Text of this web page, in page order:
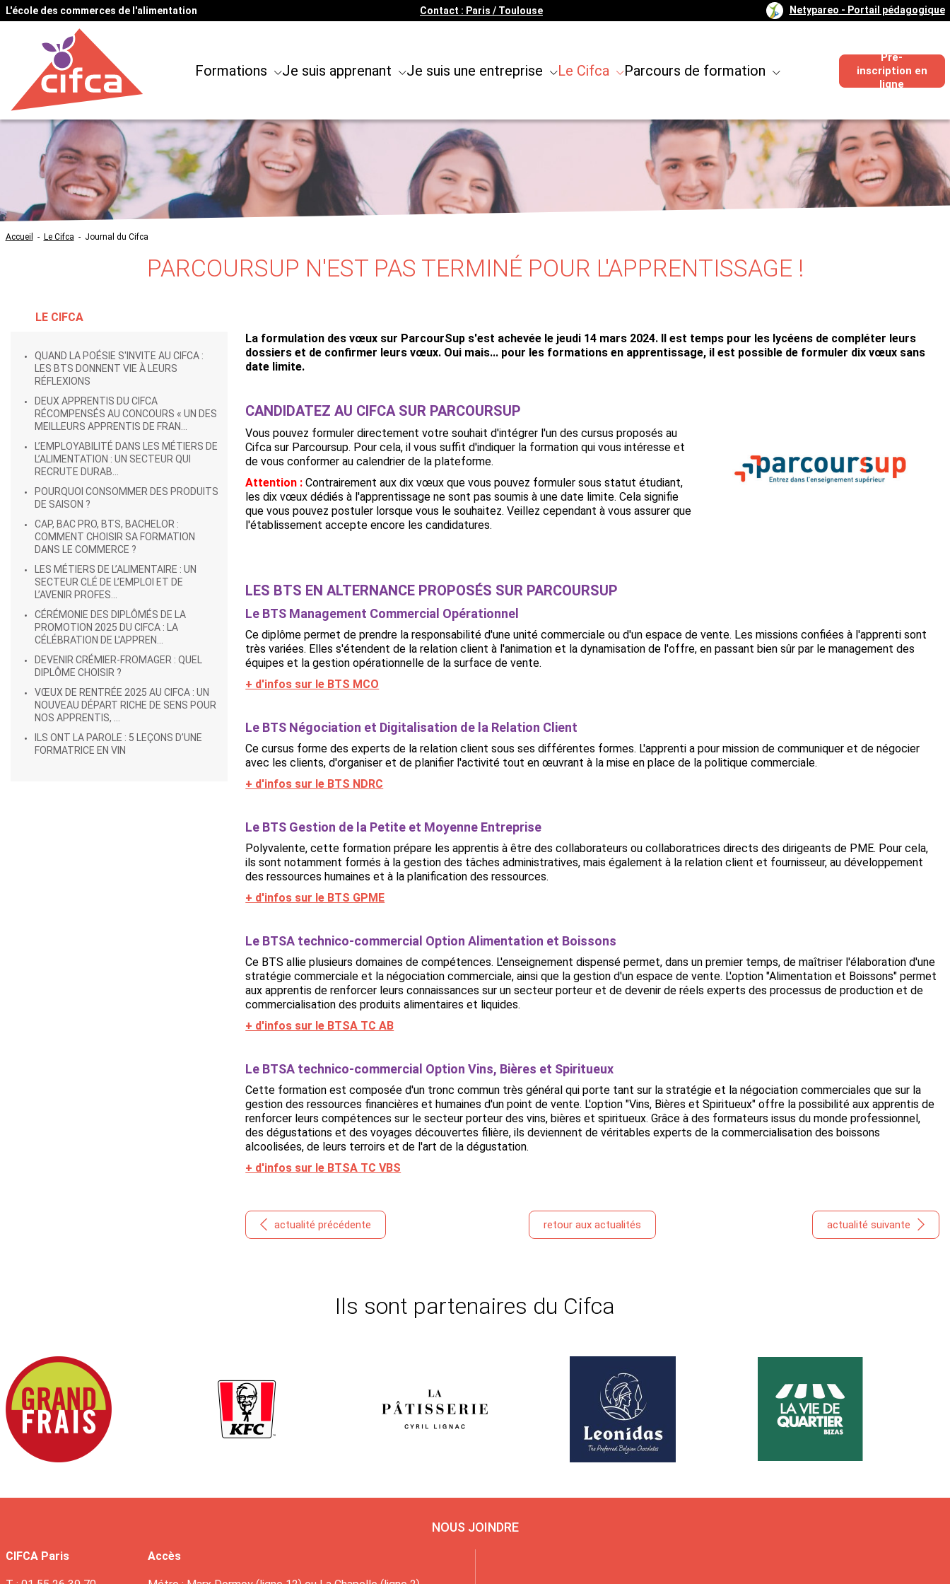
L'école des commerces de l'alimentation Contact : Paris / Toulouse Netypareo - Portail pédagogique
Formations Je suis apprenant Je suis une entreprise Le Cifca Parcours de formation
Pré-
inscription en
ligne
Accueil - Le Cifca - Journal du Cifca
PARCOURSUP N'EST PAS TERMINÉ POUR L'APPRENTISSAGE !
LE CIFCA
QUAND LA POÉSIE S'INVITE AU CIFCA :
LES BTS DONNENT VIE À LEURS
RÉFLEXIONS
DEUX APPRENTIS DU CIFCA
RÉCOMPENSÉS AU CONCOURS « UN DES
MEILLEURS APPRENTIS DE FRAN...
L’EMPLOYABILITÉ DANS LES MÉTIERS DE
L’ALIMENTATION : UN SECTEUR QUI
RECRUTE DURAB...
POURQUOI CONSOMMER DES PRODUITS
DE SAISON ?
CAP, BAC PRO, BTS, BACHELOR :
COMMENT CHOISIR SA FORMATION
DANS LE COMMERCE ?
LES MÉTIERS DE L’ALIMENTAIRE : UN
SECTEUR CLÉ DE L’EMPLOI ET DE
L’AVENIR PROFES...
CÉRÉMONIE DES DIPLÔMÉS DE LA
PROMOTION 2025 DU CIFCA : LA
CÉLÉBRATION DE L'APPREN...
DEVENIR CRÉMIER-FROMAGER : QUEL
DIPLÔME CHOISIR ?
VŒUX DE RENTRÉE 2025 AU CIFCA : UN
NOUVEAU DÉPART RICHE DE SENS POUR
NOS APPRENTIS, ...
ILS ONT LA PAROLE : 5 LEÇONS D’UNE
FORMATRICE EN VIN
La formulation des vœux sur ParcourSup s'est achevée le jeudi 14 mars 2024. Il est temps pour les lycéens de compléter leurs
dossiers et de confirmer leurs vœux. Oui mais... pour les formations en apprentissage, il est possible de formuler dix vœux sans
date limite.
CANDIDATEZ AU CIFCA SUR PARCOURSUP
Vous pouvez formuler directement votre souhait d'intégrer l'un des cursus proposés au
Cifca sur Parcoursup. Pour cela, il vous suffit d'indiquer la formation qui vous intéresse et
de vous conformer au calendrier de la plateforme.
Attention :Contrairement aux dix vœux que vous pouvez formuler sous statut étudiant,
les dix vœux dédiés à l'apprentissage ne sont pas soumis à une date limite. Cela signifie
que vous pouvez postuler lorsque vous le souhaitez. Veillez cependant à vous assurer que
l'établissement accepte encore les candidatures.
LES BTS EN ALTERNANCE PROPOSÉS SUR PARCOURSUP
Le BTS Management Commercial Opérationnel
Ce diplôme permet de prendre la responsabilité d'une unité commerciale ou d'un espace de vente. Les missions confiées à l'apprenti sont
très variées. Elles s'étendent de la relation client à l'animation et la dynamisation de l'offre, en passant bien sûr par le management des
équipes et la gestion opérationnelle de la surface de vente.
+ d'infos sur le BTS MCO
Le BTS Négociation et Digitalisation de la Relation Client
Ce cursus forme des experts de la relation client sous ses différentes formes. L'apprenti a pour mission de communiquer et de négocier
avec les clients, d'organiser et de planifier l'activité tout en œuvrant à la mise en place de la politique commerciale.
+ d'infos sur le BTS NDRC
Le BTS Gestion de la Petite et Moyenne Entreprise
Polyvalente, cette formation prépare les apprentis à être des collaborateurs ou collaboratrices directs des dirigeants de PME. Pour cela,
ils sont notamment formés à la gestion des tâches administratives, mais également à la relation client et fournisseur, au développement
des ressources humaines et à la planification des ressources.
+ d'infos sur le BTS GPME
Le BTSA technico-commercial Option Alimentation et Boissons
Ce BTS allie plusieurs domaines de compétences. L'enseignement dispensé permet, dans un premier temps, de maîtriser l'élaboration d'une
stratégie commerciale et la négociation commerciale, ainsi que la gestion d'un espace de vente. L'option "Alimentation et Boissons" permet
aux apprentis de renforcer leurs connaissances sur un secteur porteur et de devenir de réels experts des processus de production et de
commercialisation des produits alimentaires et liquides.
+ d'infos sur le BTSA TC AB
Le BTSA technico-commercial Option Vins, Bières et Spiritueux
Cette formation est composée d'un tronc commun très général qui porte tant sur la stratégie et la négociation commerciales que sur la
gestion des ressources financières et humaines d'un point de vente. L'option "Vins, Bières et Spiritueux" offre la possibilité aux apprentis de
renforcer leurs compétences sur le secteur porteur des vins, bières et spiritueux. Grâce à des formateurs issus du monde professionnel,
des dégustations et des voyages découvertes filière, ils deviennent de véritables experts de la commercialisation des boissons
alcoolisées, de leurs terroirs et de l'art de la dégustation.
+ d'infos sur le BTSA TC VBS
actualité précédente retour aux actualités actualité suivante
Ils sont partenaires du Cifca
NOUS JOINDRE
CIFCA Paris Accès